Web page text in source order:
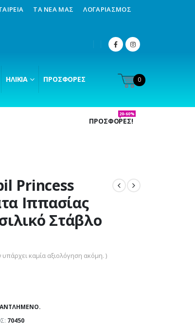
ΤΑ ΝΈΑ ΜΑΣ ΛΟΓΑΡΙΑΣΜΌΣ
ΗΛΙΚΊΑ ΠΡΟΣΦΟΡΈΣ 0
ΠΡΟΣΦΟΡΕΣ!
20-60%
Princess
Ιππασίας
Στάβλο
υπάρχει καμία αξιολόγηση ακόμη. )
70450